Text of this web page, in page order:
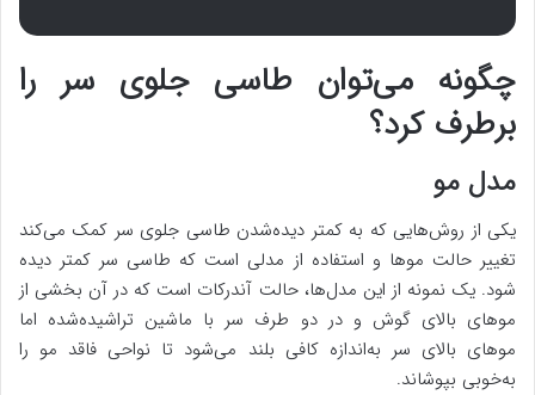
چگونه می‌توان طاسی جلوی سر را
برطرف کرد؟
مدل مو
یکی از روش‌هایی که به کمتر دیده‌شدن طاسی جلوی سر کمک می‌کند
تغییر حالت موها و استفاده از مدلی است که طاسی سر کمتر دیده
شود. یک نمونه از این مدل‌ها، حالت آندرکات است که در آن بخشی از
موهای بالای گوش و در دو طرف سر با ماشین تراشیده‌شده اما
موهای بالای سر به‌اندازه کافی بلند می‌شود تا نواحی فاقد مو را
به‌خوبی بپوشاند.